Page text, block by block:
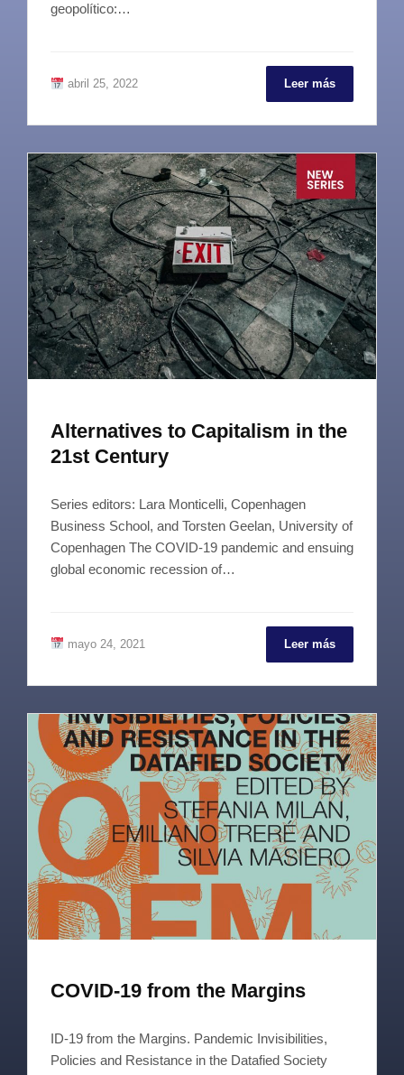
geopolítico:…
abril 25, 2022 Leer más
Alternatives to Capitalism in the
21st Century
Series editors: Lara Monticelli, Copenhagen
Business School, and Torsten Geelan, University of
Copenhagen The COVID-19 pandemic and ensuing
global economic recession of…
mayo 24, 2021 Leer más
COVID-19 from the Margins
ID-19 from the Margins. Pandemic Invisibilities,
Policies and Resistance in the Datafied Society